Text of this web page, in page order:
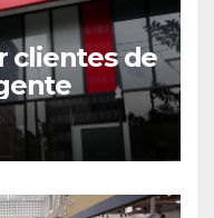
clientes de